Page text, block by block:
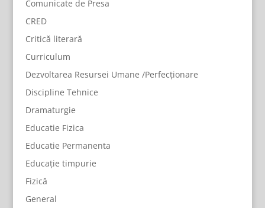
Comunicate de Presa
CRED
Critică literară
Curriculum
Dezvoltarea Resursei Umane /Perfecționare
Discipline Tehnice
Dramaturgie
Educatie Fizica
Educatie Permanenta
Educație timpurie
Fizică
General